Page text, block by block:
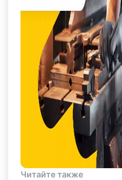
Читайте также